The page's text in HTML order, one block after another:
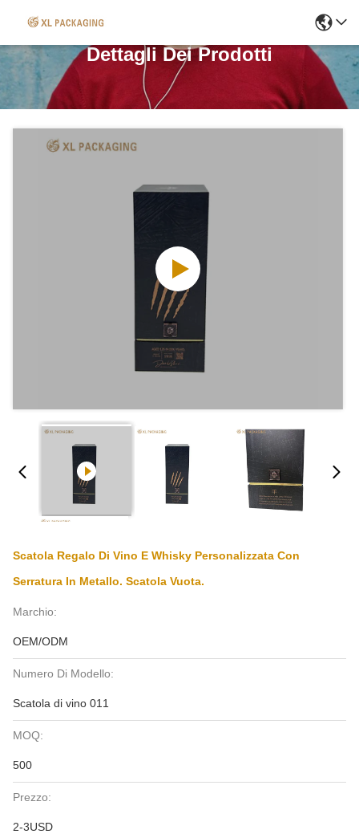
Dettagli Dei Prodotti
Scatola Regalo Di Vino E Whisky Personalizzata Con
Serratura In Metallo. Scatola Vuota.
Marchio:
OEM/ODM
Numero Di Modello:
Scatola di vino 011
MOQ:
500
Prezzo:
2-3USD